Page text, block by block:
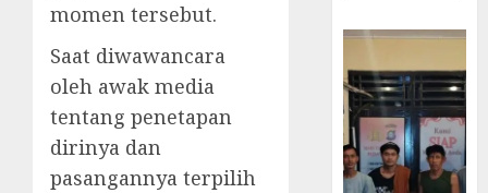
momen tersebut.
Saat diwawancara
oleh awak media
tentang penetapan
dirinya dan
pasangannya terpilih